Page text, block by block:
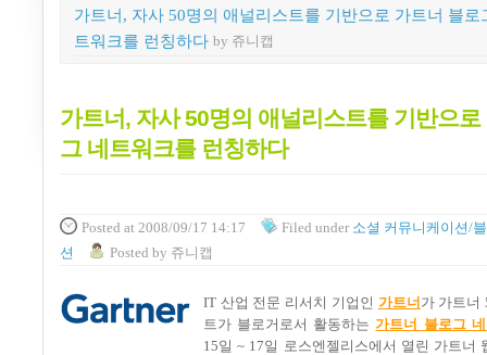
가트너, 자사 50명의 애널리스트를 기반으로 가트너 블로
트워크를 런칭하다 by 쥬니캡
가트너, 자사 50명의 애널리스트를 기반으
그 네트워크를 런칭하다
Posted at 2008/09/17 14:17 Filed under 소셜 커뮤니케이션/
션
Posted by 쥬니캡
IT 산업 전문 리서치 기업인 가트너 가 가트너
트가 블로거로서 활동하는가트너 블로그
15일 ~ 17일 로스엔젤리스에서 열린 가트너